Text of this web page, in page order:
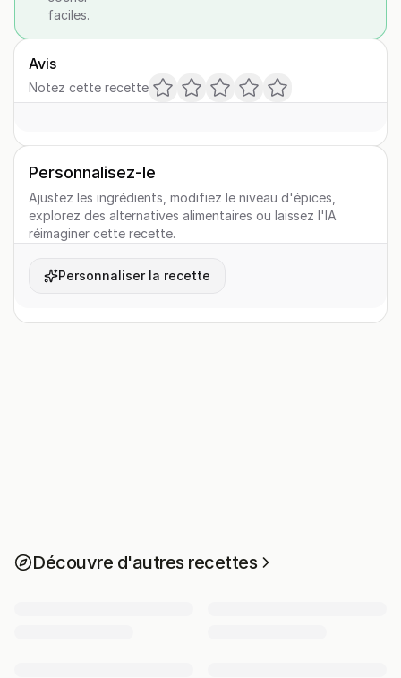
faciles.
Avis
Notez cette recette
Personnalisez-le
Ajustez les ingrédients, modifiez le niveau d'épices,
explorez des alternatives alimentaires ou laissez l'IA
réimaginer cette recette.
Personnaliser la recette
Découvre d'autres recettes